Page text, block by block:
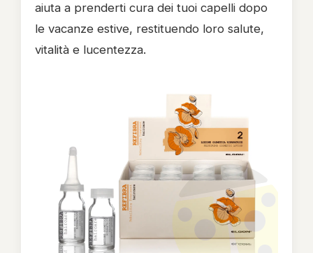
aiuta a prenderti cura dei tuoi capelli dopo
le vacanze estive, restituendo loro salute,
vitalità e lucentezza.